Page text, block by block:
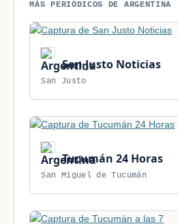
MÁS PERIÓDICOS DE ARGENTINA
San Justo Noticias
San Justo
Tucumán 24 Horas
San Miguel de Tucumán